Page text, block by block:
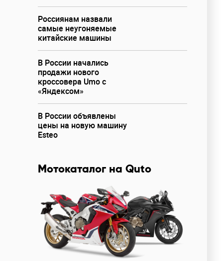
Россиянам назвали
самые неугоняемые
китайские машины
В России начались
продажи нового
кроссовера Umo с
«Яндексом»
В России объявлены
цены на новую машину
Esteo
Мотокаталог на Quto